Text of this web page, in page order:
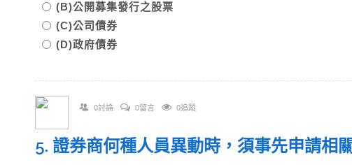
(B)公開募集發行之股票
(C)公司債券
(D)政府債券
0討論 0留言 0追蹤
5. 證券商何種人員異動時，須事先申請相